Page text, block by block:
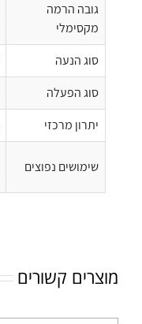
גובה הרמה
מקסימלי
סוג הנעה
סוג הפעלה
יתרון מרכזי
שימושים נפוצים
מוצרים קשורים